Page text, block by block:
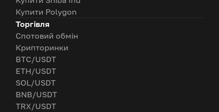
Купити Polygon
Торгівля
Спотовий обмін
Крипторинки
BTC/USDT
ETH/USDT
SOL/USDT
BNB/USDT
TRX/USDT